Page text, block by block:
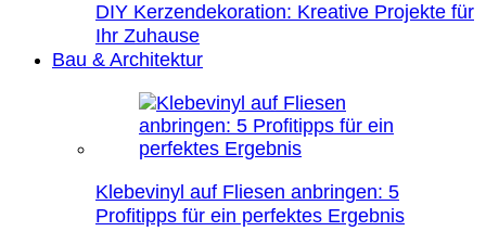
DIY Kerzendekoration: Kreative Projekte für
Ihr Zuhause
Bau & Architektur
Klebevinyl auf Fliesen anbringen: 5
Profitipps für ein perfektes Ergebnis